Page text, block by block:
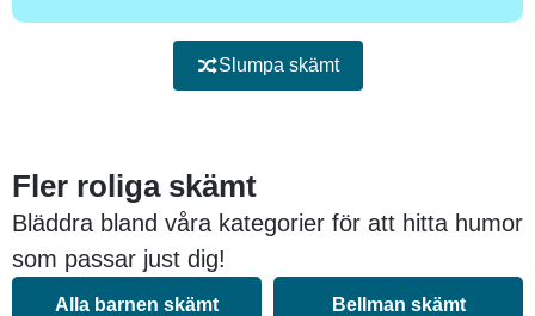
Slumpa skämt
Fler roliga skämt
Bläddra bland våra kategorier för att hitta humor
som passar just dig!
Alla barnen skämt Bellman skämt